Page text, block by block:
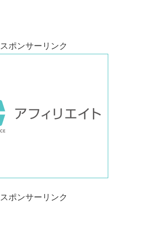
スポンサーリンク
スポンサーリンク